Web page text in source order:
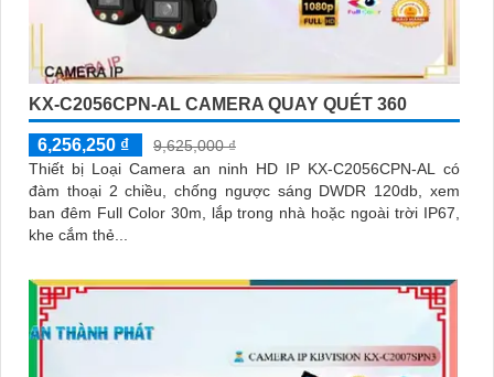
KX-C2056CPN-AL CAMERA QUAY QUÉT 360
6,256,250 ₫
9,625,000 ₫
Thiết bị Loại Camera an ninh HD IP KX-C2056CPN-AL có
đàm thoại 2 chiều, chống ngược sáng DWDR 120db, xem
ban đêm Full Color 30m, lắp trong nhà hoặc ngoài trời IP67,
khe cắm thẻ...